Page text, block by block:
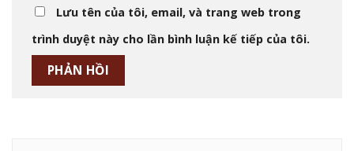
Lưu tên của tôi, email, và trang web trong
trình duyệt này cho lần bình luận kế tiếp của tôi.